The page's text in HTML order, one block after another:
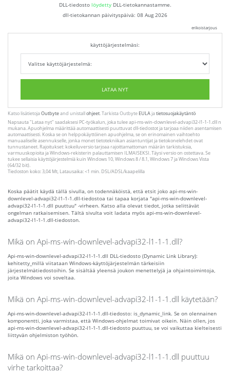
DLL-tiedosto löydettyDLL-tietokannastamme.
dll-tietokannan päivityspäivä: 08 Aug 2026
erikoistarjous
käyttöjärjestelmäsi:
LATAA NYT
Katso lisätietojaOutbyteand unistallohjeet. Tarkista Outbyte EULAjatietosuojakäytäntö
Napsauta"Lataa nyt" saadaksesi PC-työkalun, joka tulee api-ms-win-downlevel-advapi32-l1-1-1.dll n
mukana. Apuohjelma määrittää automaattisesti puuttuvat dll-tiedostot ja tarjoaa niiden asentamisen
automaattisesti. Koska se on helppokäyttöinen apuohjelma, se on erinomainen vaihtoehto
manuaaliselle asennukselle, jonka monet tietotekniikan asiantuntijat ja tietokonelehdet ovat
tunnustaneet. Rajoitukset: kokeiluversio tarjoaa rajoittamattoman määrän tarkistuksia,
varmuuskopioita ja Windows-rekisterin palauttamisen ILMAISEKSI. Täysi versio on ostettava. Se
tukee sellaisia ​​käyttöjärjestelmiä kuin Windows 10, Windows 8 / 8.1, Windows 7 ja Windows Vista
(64/32 bit).
Tiedoston koko: 3,04 Mt, Latausaika: <1 min. DSL/ADSL/kaapelilla
Koska päätit käydä tällä sivulla, on todennäköistä, että etsit joko api-ms-win-
downlevel-advapi32-l1-1-1.dll-tiedostoa tai tapaa korjata "api-ms-win-downlevel-
advapi32-l1-1-1.dll puuttuu" -virheen. Katso alla olevat tiedot, jotka selittävät
ongelman ratkaisemisen. Tältä sivulta voit ladata myös api-ms-win-downlevel-
advapi32-l1-1-1.dll-tiedoston.
Mikä on Api-ms-win-downlevel-advapi32-l1-1-1.dll?
Api-ms-win-downlevel-advapi32-l1-1-1.dll DLL-tiedosto (Dynamic Link Library):
kehitetty_millä viitataan Windows-käyttöjärjestelmän tärkeisiin
järjestelmätiedostoihin. Se sisältää yleensä joukon menettelyjä ja ohjaintoimintoja,
joita Windows voi soveltaa.
Mikä on Api-ms-win-downlevel-advapi32-l1-1-1.dll käytetään?
Api-ms-win-downlevel-advapi32-l1-1-1.dll-tiedosto: is_dynamic_link. Se on olennainen
komponentti, joka varmistaa, että Windows-ohjelmat toimivat oikein. Näin ollen, jos
api-ms-win-downlevel-advapi32-l1-1-1.dll-tiedosto puuttuu, se voi vaikuttaa kielteisesti
liittyvän ohjelmiston työhön.
Mikä on Api-ms-win-downlevel-advapi32-l1-1-1.dll puuttuu
virhe tarkoittaa?